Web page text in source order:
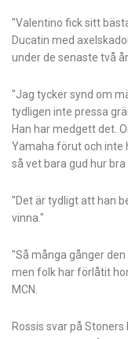
"Valentino fick sitt
Ducatin med
under de senaste två
"Jag tycker synd om
tydligen inte pressa
Han har medgett det.
Yamaha förut och inte
så vet bara gud hur bra
"Det är tydligt att han
vinna."
"Så många gånger
men folk har förlåtit
MCN.
Rossis svar på